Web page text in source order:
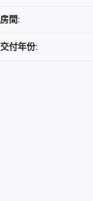
房間:
交付年份: